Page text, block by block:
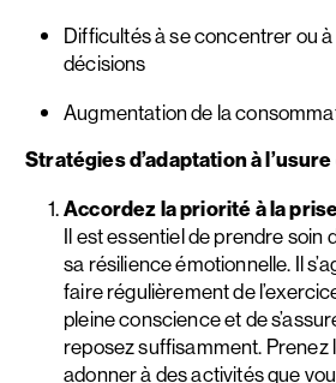
Difficultés à se concentrer ou
décisions
Augmentation de la
Stratégies d’adaptation à
Accordez la priorité à la
Il est essentiel de prendre soin
sa résilience émotionnelle. Il
faire régulièrement de
pleine conscience et de
reposez suffisamment. Prenez
adonner à des activités que